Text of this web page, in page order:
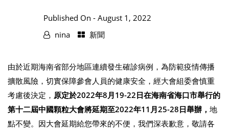
Published On - August 1, 2022
nina
新聞
由於近期海南省部分地區連續發生確診病例，為防範疫情傳播
擴散風險，切實保障參會人員的健康安全，經大會組委會慎重
考慮後決定， 原定於2022年8月19-22日在海南省海口市舉行的
第十二屆中國顆粒大會將延期至2022年11月25-28日舉辦， 地
點不變。因大會延期給您帶來的不便，我們深表歉意，敬請各